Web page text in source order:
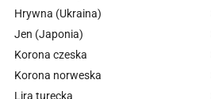
Hrywna (Ukraina)
Jen (Japonia)
Korona czeska
Korona norweska
Lira turecka